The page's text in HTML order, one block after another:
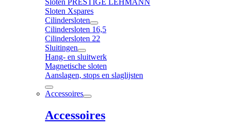
Sloten PRESTIGE LEHMANN
Sloten Xspares
Cilindersloten
Cilindersloten 16,5
Cilindersloten 22
Sluitingen
Hang- en sluitwerk
Magnetische sloten
Aanslagen, stops en slaglijsten
Accessoires
Accessoires